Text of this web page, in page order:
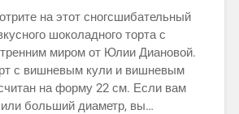
на этот сногсшибательный
шоколадного торта с
миром от Юлии Диановой.
с вишневым кули и вишневым
на форму 22 см. Если вам
больший диаметр, вы…